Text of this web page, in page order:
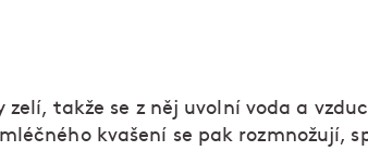
takže se z něj uvolní voda a
kvašení se pak rozmnožují,